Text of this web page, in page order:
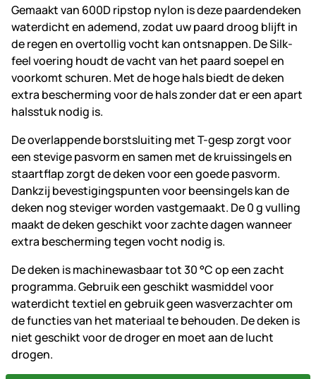
Gemaakt van 600D ripstop nylon is deze paardendeken
waterdicht en ademend, zodat uw paard droog blijft in
de regen en overtollig vocht kan ontsnappen. De Silk-
feel voering houdt de vacht van het paard soepel en
voorkomt schuren. Met de hoge hals biedt de deken
extra bescherming voor de hals zonder dat er een apart
halsstuk nodig is.
De overlappende borstsluiting met T-gesp zorgt voor
een stevige pasvorm en samen met de kruissingels en
staartflap zorgt de deken voor een goede pasvorm.
Dankzij bevestigingspunten voor beensingels kan de
deken nog steviger worden vastgemaakt. De 0 g vulling
maakt de deken geschikt voor zachte dagen wanneer
extra bescherming tegen vocht nodig is.
De deken is machinewasbaar tot 30 °C op een zacht
programma. Gebruik een geschikt wasmiddel voor
waterdicht textiel en gebruik geen wasverzachter om
de functies van het materiaal te behouden. De deken is
niet geschikt voor de droger en moet aan de lucht
drogen.